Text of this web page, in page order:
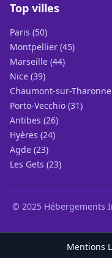
Top villes
Paris (50)
Montpellier (45)
Marseille (44)
Nice (39)
Chaumont-sur-
Porto-Vecchio (31)
Antibes (26)
Hyères (24)
Agde (23)
Les Gets (23)
© 2025 Hébergements
Mentions